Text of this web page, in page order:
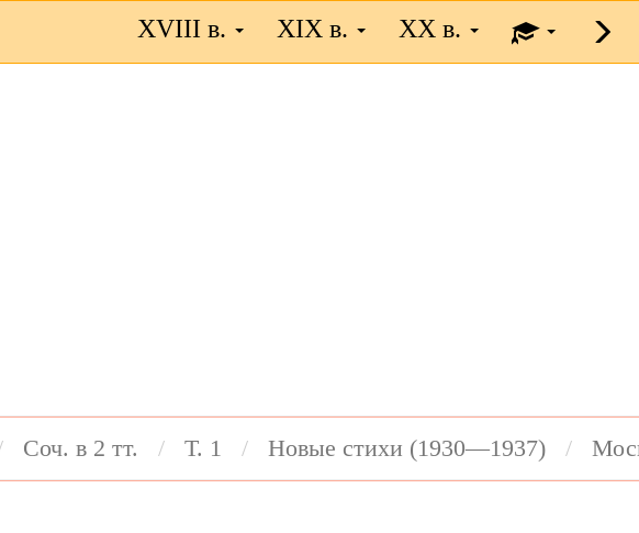
XVIII в. XIX в. XX в.
Соч. в 2 тт. Т. 1 Новые стихи (1930—1937)